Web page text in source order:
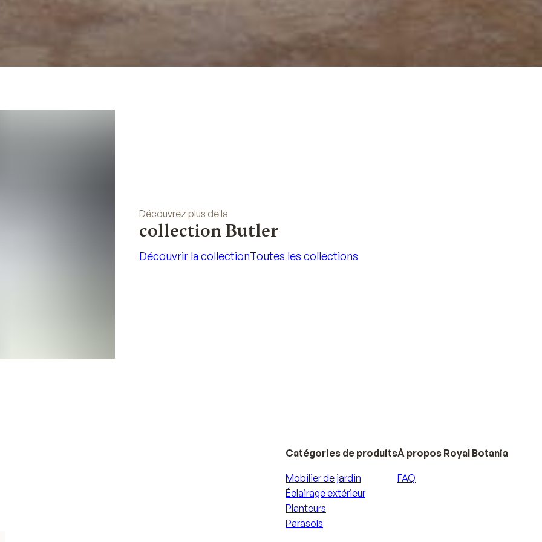
Découvrez plus de la
collection Butler
Découvrir la collectionToutes les collections
Catégories de produits
Mobilier de jardin
Éclairage extérieur
Planteurs
Parasols
À propos Royal Botania
FAQ